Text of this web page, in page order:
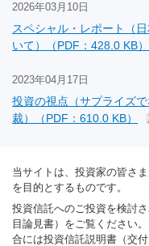
2026年03月10日
スペシャル・レポート（
いて）（PDF：428.0 KB）
2023年04月17日
投資の視点（サプライズ
裁）（PDF：610.0 KB）
当サイトは、投資家の皆さ
を目的とするものです。
投資信託へのご投資を検討
目論見書）をご覧ください
合には投資信託説明書（交